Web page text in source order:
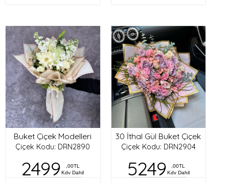
Buket Çiçek Modelleri
Çiçek Kodu: DRN2890
2499
,00TL
Kdv Dahil
30 İthal Gül Buket Çiçek
Çiçek Kodu: DRN2904
5249
,00TL
Kdv Dahil